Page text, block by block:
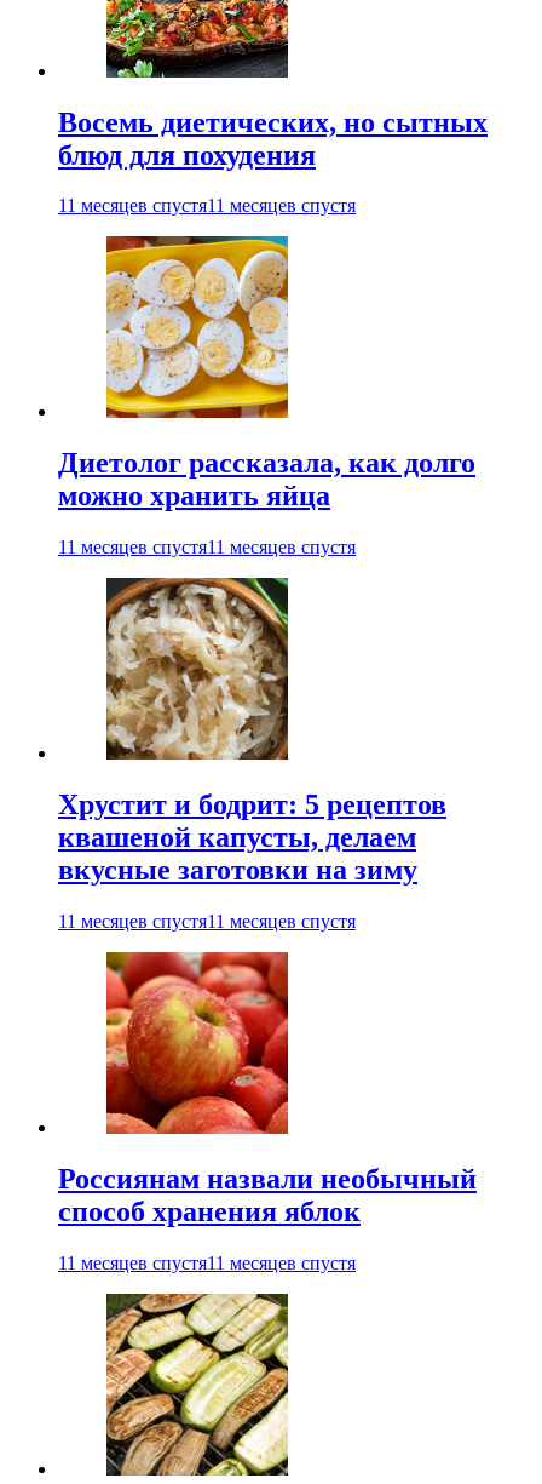
Восемь диетических, но сытных
блюд для похудения
11 месяцев спустя11 месяцев спустя
Диетолог рассказала, как долго
можно хранить яйца
11 месяцев спустя11 месяцев спустя
Хрустит и бодрит: 5 рецептов
квашеной капусты, делаем
вкусные заготовки на зиму
11 месяцев спустя11 месяцев спустя
Россиянам назвали необычный
способ хранения яблок
11 месяцев спустя11 месяцев спустя